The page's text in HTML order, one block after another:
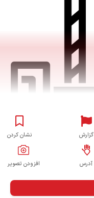
گزارش نشان کردن
آدرس افزودن تصویر